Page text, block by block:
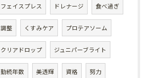
フェイスプレス ドレナージ 食べ過ぎ
調整 くすみケア プロテアソーム
クリアドロップ ジュニパーブライト
勤続年数 美透輝 資格 努力